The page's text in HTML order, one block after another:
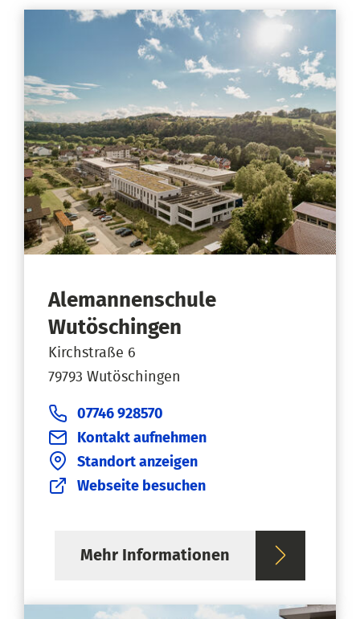
Alemannenschule
Wutöschingen
Kirchstraße 6
79793 Wutöschingen
07746 928570
Kontakt aufnehmen
Standort anzeigen
Webseite besuchen
Mehr Informationen